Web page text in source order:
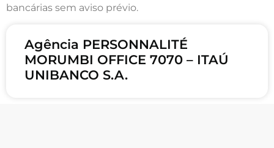
bancárias sem aviso prévio.
Agência PERSONNALITÉ
MORUMBI OFFICE 7070 – ITAÚ
UNIBANCO S.A.